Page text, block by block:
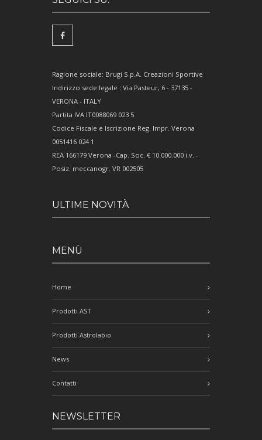
Ragione sociale: Brugi S.p.A. Creazioni Sportive
Indirizzo sede legale : Via Pasteur, 6 - 37135 -
VERONA - ITALY
Partita IVA IT0088069 023 5
Codice Fiscale e Iscrizione Reg. Impr. Verona
0051416 024 1
REA 166179 Verona -Cap. Soc. € 10.000.000 i.v. -
Posiz. meccanogr. VR 002505
ULTIME NOVITÀ
MENÙ
Home
Prodotti AST
Prodotti Astrolabio
News
Contatti
NEWSLETTER